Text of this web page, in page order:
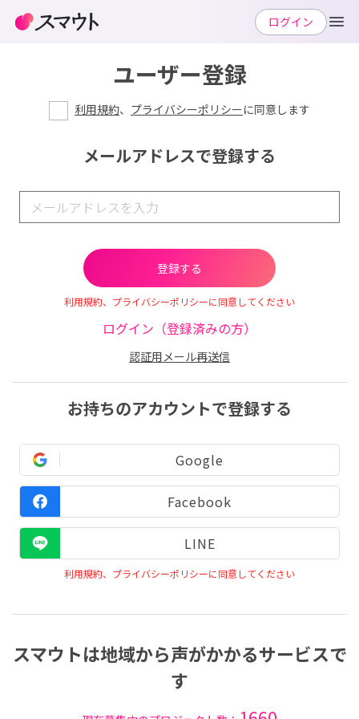
ユーザー登録
利用規約、 プライバシーポリシーに同意します
メールアドレスで登録する
利用規約、プライバシーポリシーに同意してください
ログイン（登録済みの方）
認証用メール再送信
お持ちのアカウントで登録する
Google
Facebook
LINE
利用規約、プライバシーポリシーに同意してください
スマウトは地域から声がかかるサービスで
す
ログイン